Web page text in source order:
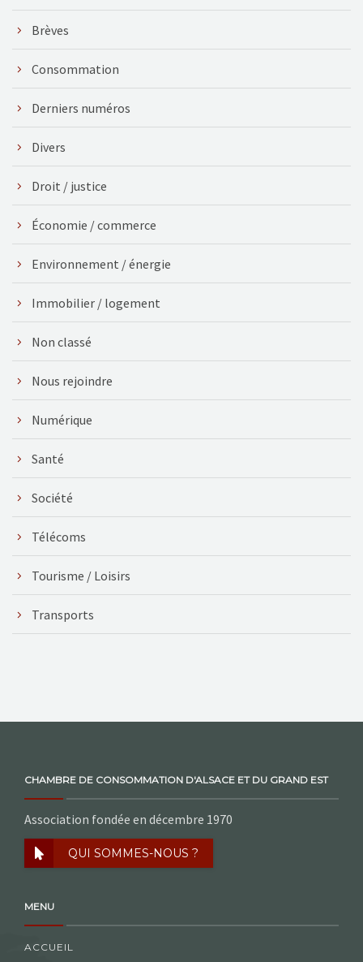
Brèves
Consommation
Derniers numéros
Divers
Droit / justice
Économie / commerce
Environnement / énergie
Immobilier / logement
Non classé
Nous rejoindre
Numérique
Santé
Société
Télécoms
Tourisme / Loisirs
Transports
CHAMBRE DE CONSOMMATION D'ALSACE ET DU GRAND EST
Association fondée en décembre 1970
QUI SOMMES-NOUS ?
MENU
ACCUEIL